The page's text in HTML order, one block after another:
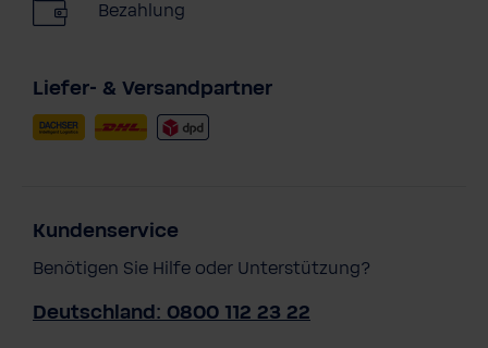
Bezahlung
Liefer- & Versandpartner
Kundenservice
Benötigen Sie Hilfe oder Unterstützung?
Deutschland: 0800 112 23 22